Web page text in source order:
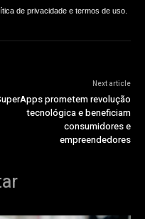
de privacidade e termos de uso.
Next article
prometem revolução
tecnológica e beneficiam
consumidores e
empreendedores